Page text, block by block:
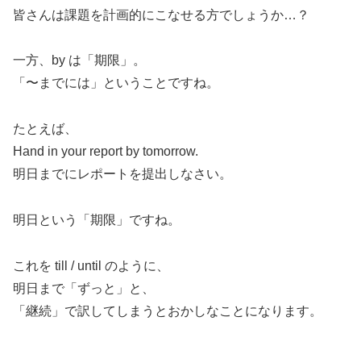
皆さんは課題を計画的にこなせる方でしょうか…？
一方、by は「期限」。
「〜までには」ということですね。
たとえば、
Hand in your report by tomorrow.
明日までにレポートを提出しなさい。
明日という「期限」ですね。
これを till / until のように、
明日まで「ずっと」と、
「継続」で訳してしまうとおかしなことになります。